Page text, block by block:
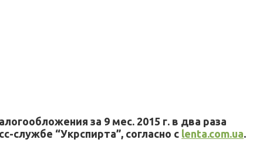
за 9 мес. 2015 г. в два раза
службе “Укрспирта”, согласно с lenta.com.ua.